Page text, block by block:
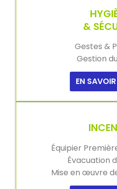
&
Gestes &
Gestion
EN
Équipier
Évacuation
Mise en œuvre